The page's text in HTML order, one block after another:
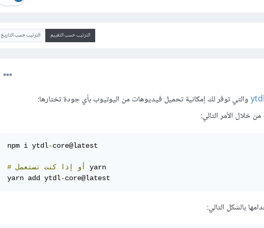
الترتيب حسب التقييم الترتيب حسب التاريخ
والتي توفر لك إمكانية تحميل فيديوهات من اليوتيوب بأي جودة تختارها:
خلال الأمر التالي:
npm i ytdl-core@latest
# أو إذا كنت تستعمل
yarn
yarn add ytdl-core@latest
بالشكل التالي: